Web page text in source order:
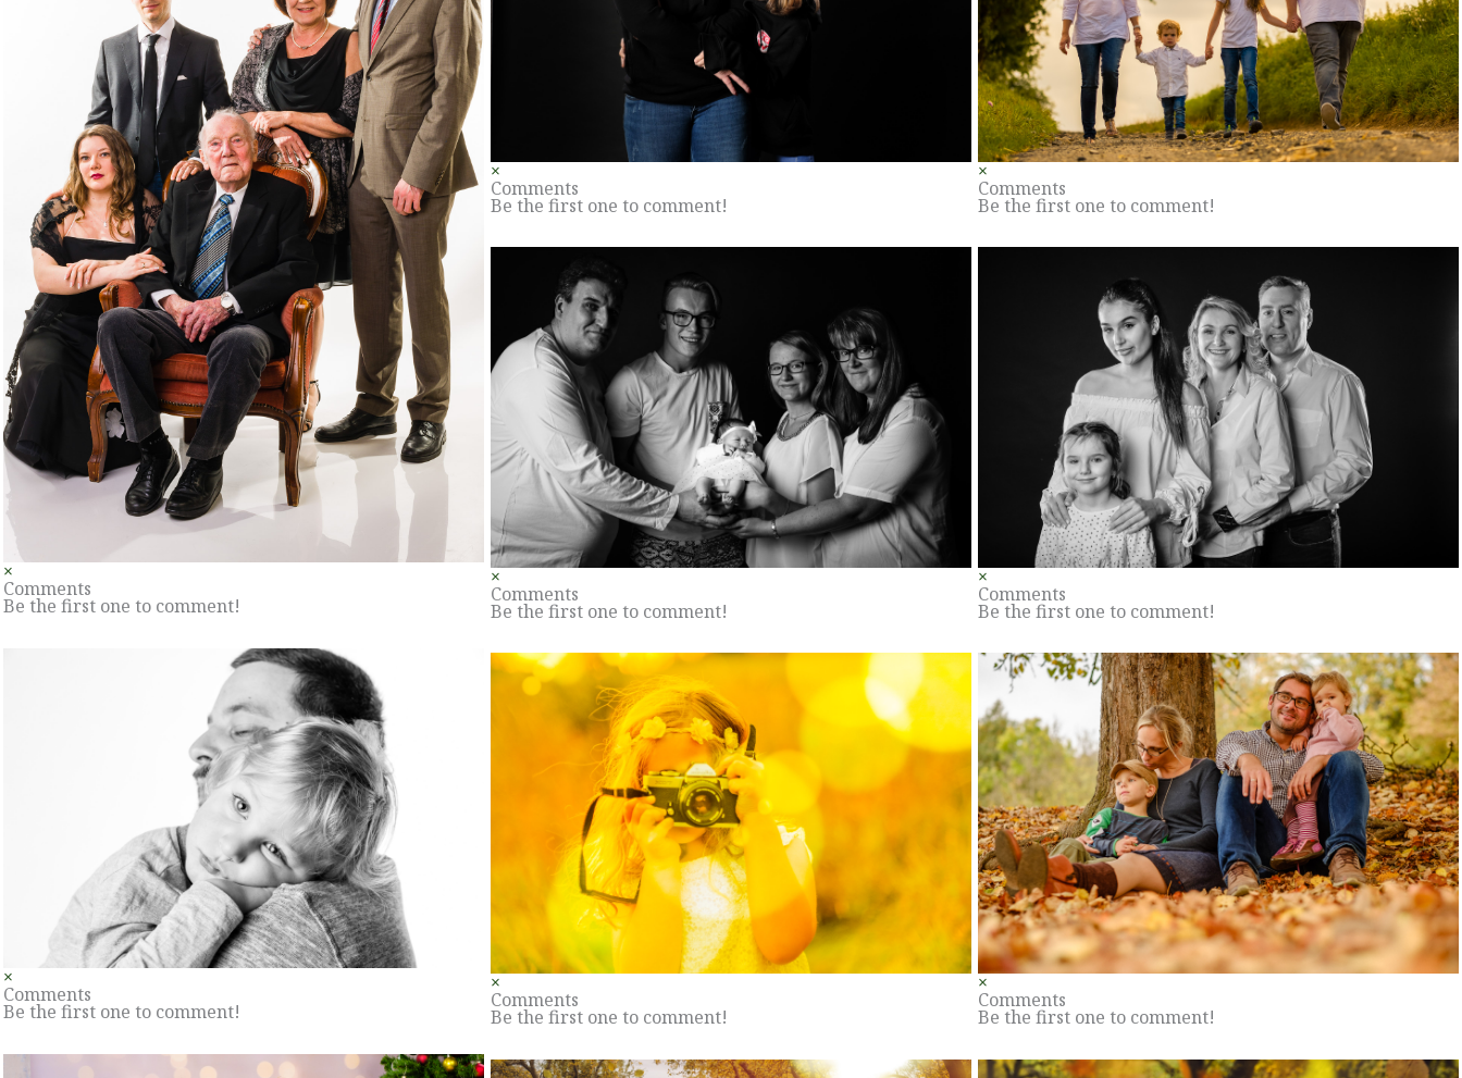
×
Comments
Be the first one to comment!
×
Comments
Be the first one to comment!
×
Comments
Be the first one to comment!
×
Comments
Be the first one to comment!
×
Comments
Be the first one to comment!
×
Comments
Be the first one to comment!
×
Comments
Be the first one to comment!
×
Comments
Be the first one to comment!